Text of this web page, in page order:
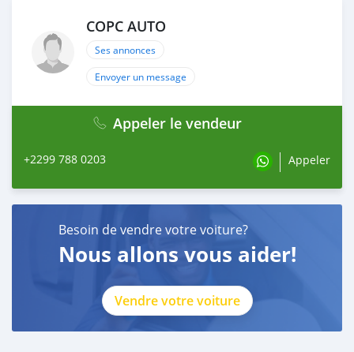
COPC AUTO
Ses annonces
Envoyer un message
Appeler le vendeur
+2299 788 0203 Appeler
Besoin de vendre votre voiture?
Nous allons vous aider!
Vendre votre voiture